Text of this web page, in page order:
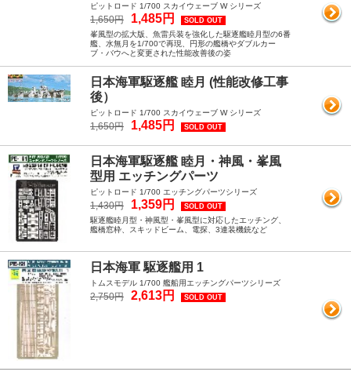
ピットロード 1/700 スカイウェーブ W シリーズ
1,650円 1,485円 SOLD OUT
峯風型の拡大版、魚雷兵装を強化した駆逐艦睦月型の6番
艦、水無月を1/700で再現、円形の艦橋やダブルカー
ブ・バウへと変更された性能改善後の姿
日本海軍駆逐艦 睦月 (性能改修工事
後）
ピットロード 1/700 スカイウェーブ W シリーズ
1,650円 1,485円 SOLD OUT
日本海軍駆逐艦 睦月・神風・峯風
型用 エッチングパーツ
ピットロード 1/700 エッチングパーツシリーズ
1,430円 1,359円 SOLD OUT
駆逐艦睦月型・神風型・峯風型に対応したエッチング、
艦橋窓枠、スキッドビーム、電探、3連装機銃など
日本海軍 駆逐艦用 1
トムスモデル 1/700 艦船用エッチングパーツシリーズ
2,750円 2,613円 SOLD OUT